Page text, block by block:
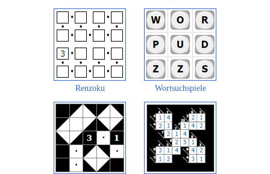
Renzoku Wortsuchspiele